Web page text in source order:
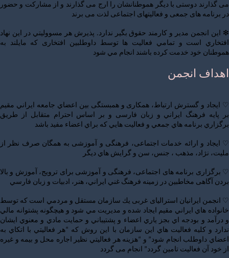
می گذارند دوستی با دیگر هموطنانشان را ارج می گذارند و از مشارکت و حضور
در برنامه های جمعی و فعالیتهای اجتماعی لذت می برند
❇ این انجمن مدير و كارمند حقوق بگير ندارد. پذيرش هر مسووليتي در این نهاد
افتخاري است و تمامي فعاليت ها توسط داوطلبین افتخاری كه مايلند به
هموطنان خود خدمت كرده باشند انجام مي شود
اهداف انجمن
♡ ايجاد و گسترش ارتباط، همکاری و همبستگی بين اعضاي جامعه ايراني مقيم
بر پايه فرهنگ ايراني و زبان فارسی و بر اساس احترام متقابل از طریق
برگزاري برنامه هاي جمعي و فعالیت هايي كه براي اعضاء مفيد باشد
♡ ایجاد و ارائه خدمات اجتماعی، فرهنگی و آموزشی به همگان صرف نظر از
ملیت، نژاد، مذهب ، جنس، سن و گرايش هاي ديگر
♡ برگزاری برنامه های اجتماعی، فرهنگی و آموزشی برای ترویج، آموزش و بالا
بردن آگاهی مخاطبين در زمینه فرهنگ غني ايراني، هنر، ادبیات و زبان فارسي
♡ انجمن ایرانیان استرالیای غربی يك سازمان مستقل و مردمي است كه توسط
خانواده هاي ايراني مقيم ايجاد شده و مديريت مي شود و هيچگونه پشتوانه مالي
و درآمد و بودجه اي بجز ياري اعضاء و پشتيباني و حمايت مادي و معنوي ایشان
ندارد و كليه فعاليت هاي اين سازمان با اين روش كه “هر فعاليتي با اتكاي به
اعضاي داوطلب انجام شود” و “هزينه هر فعاليتي نظير اجاره محل و بيمه و غيره
از خود آن فعاليت تامين گردد” انجام می گردد